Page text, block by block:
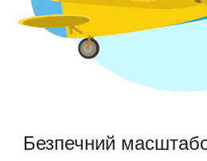
Безпечний